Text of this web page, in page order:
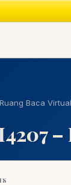
Ruang Baca Virtual